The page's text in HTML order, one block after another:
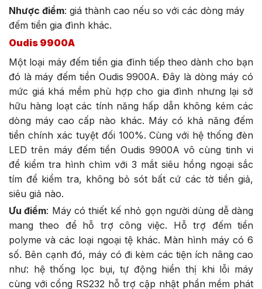
Nhược điểm: giá thành cao nếu so với các dòng máy
đếm tiền gia đình khác.
Oudis 9900A
Một loại máy đếm tiền gia đình tiếp theo dành cho bạn
đó là máy đếm tiền Oudis 9900A. Đây là dòng máy có
mức giá khá mềm phù hợp cho gia đình nhưng lại sở
hữu hàng loạt các tính năng hấp dẫn không kém các
dòng máy cao cấp nào khác. Máy có khả năng đếm
tiền chính xác tuyệt đối 100%. Cùng với hệ thống đèn
LED trên máy đếm tiền Oudis 9900A vô cùng tinh vi
để kiểm tra hình chìm với 3 mắt siêu hồng ngoại sắc
tím để kiểm tra, không bỏ sót bất cứ các tờ tiền giả,
siêu giả nào.
Ưu điểm: Máy có thiết kế nhỏ gọn người dùng dễ dàng
mang theo để hỗ trợ công việc. Hỗ trợ đếm tiền
polyme và các loại ngoại tệ khác. Màn hình máy có 6
số. Bên cạnh đó, máy có đi kèm các tiện ích nâng cao
như: hệ thống lọc bụi, tự động hiển thị khi lỗi máy
cùng với cổng RS232 hỗ trợ cập nhật phần mềm phát